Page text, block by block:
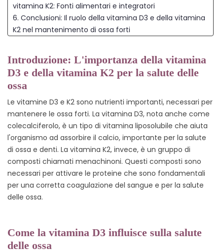
vitamina K2: Fonti alimentari e integratori
6. Conclusioni: Il ruolo della vitamina D3 e della vitamina
K2 nel mantenimento di ossa forti
Introduzione: L'importanza della vitamina
D3 e della vitamina K2 per la salute delle
ossa
Le vitamine D3 e K2 sono nutrienti importanti, necessari per
mantenere le ossa forti. La vitamina D3, nota anche come
colecalciferolo, è un tipo di vitamina liposolubile che aiuta
l'organismo ad assorbire il calcio, importante per la salute
di ossa e denti. La vitamina K2, invece, è un gruppo di
composti chiamati menachinoni. Questi composti sono
necessari per attivare le proteine che sono fondamentali
per una corretta coagulazione del sangue e per la salute
delle ossa.
Come la vitamina D3 influisce sulla salute
delle ossa